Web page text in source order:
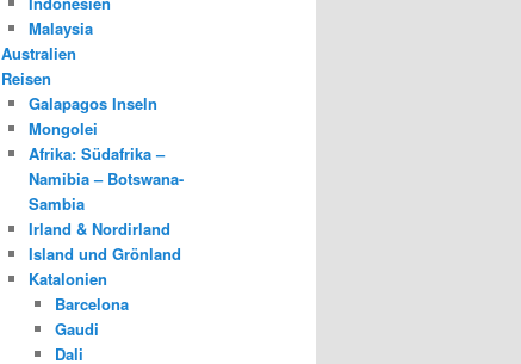
Malaysia
Australien
Reisen
Galapagos Inseln
Mongolei
Afrika: Südafrika –
Namibia – Botswana-
Sambia
Irland & Nordirland
Island und Grönland
Katalonien
Barcelona
Gaudi
Dali